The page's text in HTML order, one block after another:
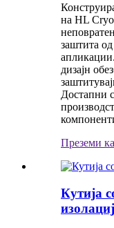
на HL
заштита
дизајн
Достапни
Преземи
Кутија